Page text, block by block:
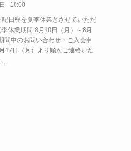
- 10:00
記日程を夏季休業とさせていただ
休業期間 8月10日（月）～8月
間中のお問い合わせ・ご入会申
17日（月）より順次ご連絡いた
…